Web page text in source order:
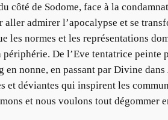
côté de Sodome, face à la
admirer l’apocalypse et se
les normes et les représentations
De l’Eve tentatrice
nonne, en passant par Divine dans
et déviantes qui inspirent les
et nous voulons tout dégommer